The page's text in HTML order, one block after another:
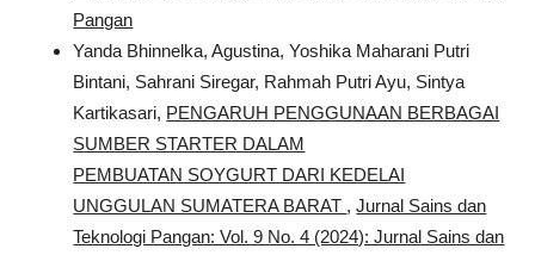
Pangan
Yanda Bhinnelka, Agustina, Yoshika Maharani Putri
Bintani, Sahrani Siregar, Rahmah Putri Ayu, Sintya
Kartikasari, PENGARUH PENGGUNAAN BERBAGAI
SUMBER STARTER DALAM
PEMBUATAN SOYGURT DARI KEDELAI
UNGGULAN SUMATERA BARAT ,Jurnal Sains dan
Teknologi Pangan: Vol. 9 No. 4 (2024): Jurnal Sains dan